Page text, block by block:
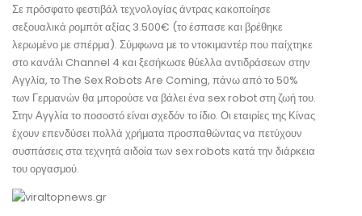
Σε πρόσφατο φεστιβάλ τεχνολογίας άντρας κακοποίησε
σεξουαλικά ρομπότ αξίας 3.500€ (το έσπασε και βρέθηκε
λερωμένο με σπέρμα). Σύμφωνα με το ντοκιμαντέρ που παίχτηκε
στο κανάλι Channel 4 και ξεσήκωσε θύελλα αντιδράσεων στην
Αγγλία, το The Sex Robots Are Coming, πάνω από το 50%
των Γερμανών θα μπορούσε να βάλει ένα sex robot στη ζωή του.
Στην Αγγλία το ποσοστό είναι σχεδόν το ίδιο. Οι εταιρίες της Κίνας
έχουν επενδύσει πολλά χρήματα προσπαθώντας να πετύχουν
συσπάσεις στα τεχνητά αιδοία των sex robots κατά την διάρκεια
του οργασμού.